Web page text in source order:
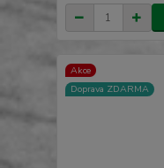
Akce
Doprava ZDARMA